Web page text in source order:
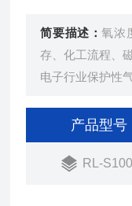
简要描述：氧浓
存、化工流程、
电子行业保护性
产品型号
RL-